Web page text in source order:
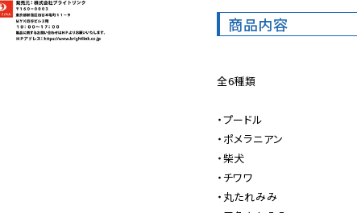
商品内容
全6種類
・プードル
・ポメラニアン
・柴犬
・チワワ
・丸たれみみ